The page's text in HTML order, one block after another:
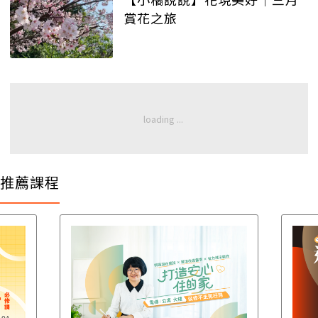
賞花之旅
推薦課程